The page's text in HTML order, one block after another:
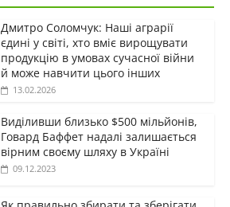
Дмитро Соломчук: Наші аграрії
єдині у світі, хто вміє вирощувати
продукцію в умовах сучасної війни
й може навчити цього інших
13.02.2026
Виділивши близько $500 мільйонів,
Говард Баффет надалі залишається
вірним своєму шляху в Україні
09.12.2023